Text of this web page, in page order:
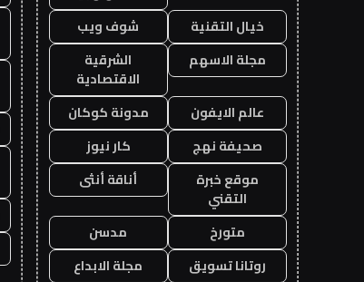
خيال التقنية
شوف ويب
مجلة الاسهم
الشرقية
الاقتصادية
عالم الايفون
مدونة كوكان
صحيفة نهج
كار نيوز
موقع خبرة
التقني
أناقة أنثى
متورخ
مدسن
روتانا تسويق
مجلة الابداع